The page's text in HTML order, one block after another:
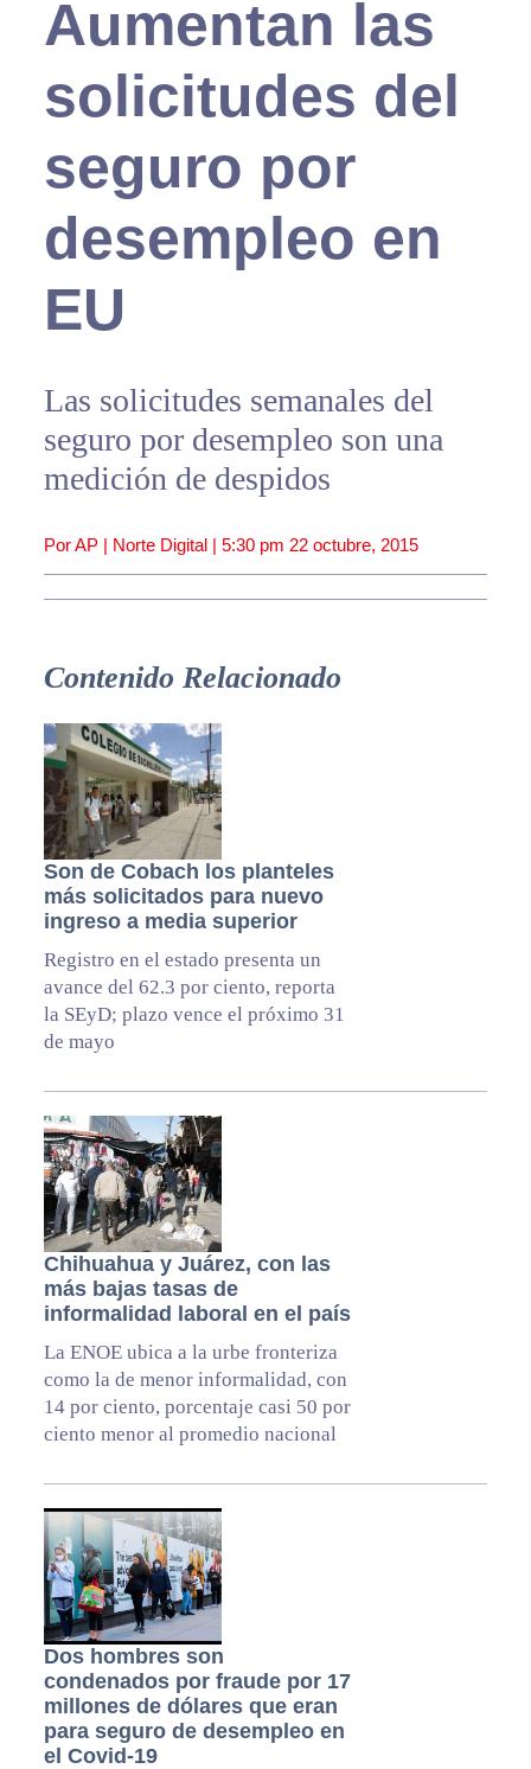
Aumentan las
solicitudes del
seguro por
desempleo en
EU
Las solicitudes semanales del
seguro por desempleo son una
medición de despidos
Por AP | Norte Digital | 5:30 pm 22 octubre, 2015
Contenido Relacionado
Son de Cobach los planteles
más solicitados para nuevo
ingreso a media superior
Registro en el estado presenta un
avance del 62.3 por ciento, reporta
la SEyD; plazo vence el próximo 31
de mayo
Chihuahua y Juárez, con las
más bajas tasas de
informalidad laboral en el país
La ENOE ubica a la urbe fronteriza
como la de menor informalidad, con
14 por ciento, porcentaje casi 50 por
ciento menor al promedio nacional
Dos hombres son
condenados por fraude por 17
millones de dólares que eran
para seguro de desempleo en
el Covid-19